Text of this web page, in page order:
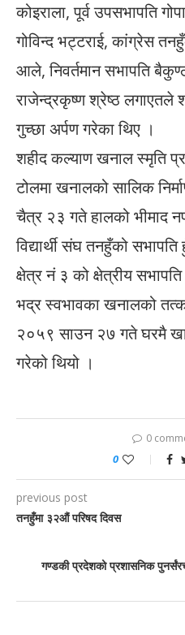
कोइराला, पूर्व उपसभापति
गोविन्द भट्टराई, कांग्रेस
आले, निवर्तमान सभापति
राजेन्द्रकृष्ण श्रेष्ठ लगाएतले
गुच्छा अर्पण गरेका थिए ।
शहीद कल्याण खनाल स्मृति
टोलमा खनालको सालिक
चैत्र २३ गते हालको भीमाद
विद्यार्थी संघ तनहुँको
क्षेत्र नं ३ को क्षेत्रीय
भद्र स्वभावका खनालको
२०५९ साउन २७ गते घरमै
गरेको थियो ।
0
0
previous post
तनहुँमा ३२औं परिषद दिवस
गण्डकी प्रदेशको प्रशासनिक